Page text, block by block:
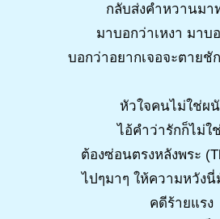
กลับส่งคำหวานมา
มาบอกว่าเหงา มาบ
บอกว่าอยากเจอจะตายชั
หัวใจคนไม่ใช่ผ
ไอ้คำว่ารักก็ไม่ใ
ต้องซ่อนตรงหลังพระ
ไปๆมาๆ ให้ความหวังนี่
คดีร้ายแรง